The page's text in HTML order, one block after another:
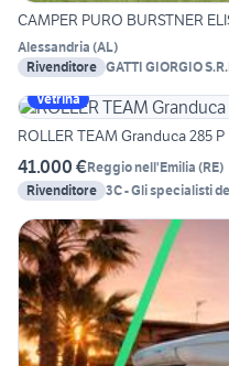
CAMPER PURO BURSTNER
Alessandria (AL)
Rivenditore GATTI GIORGIO
Vetrina
ROLLER TEAM Granduca 285 P
41.000 €Reggio nell'Emilia (RE)
Rivenditore 3C - Gli specialisti